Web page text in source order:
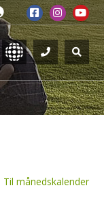
Til månedskalender